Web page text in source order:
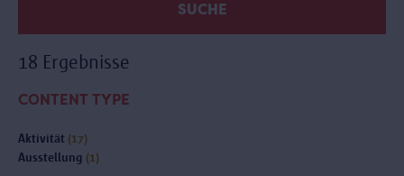
SUCHE
18 Ergebnisse
CONTENT TYPE
Aktivität (17)
Ausstellung (1)